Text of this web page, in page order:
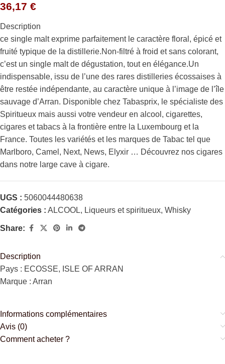
36,17 €
Description
ce single malt exprime parfaitement le caractère floral, épicé et
fruité typique de la distillerie.Non-filtré à froid et sans colorant,
c’est un single malt de dégustation, tout en élégance.Un
indispensable, issu de l’une des rares distilleries écossaises à
être restée indépendante, au caractère unique à l’image de l’île
sauvage d’Arran. Disponible chez Tabasprix, le spécialiste des
Spiritueux mais aussi votre vendeur en alcool, cigarettes,
cigares et tabacs à la frontière entre la Luxembourg et la
France. Toutes les variétés et les marques de Tabac tel que
Marlboro, Camel, Next, News, Elyxir … Découvrez nos cigares
dans notre large cave à cigare.
UGS : 5060044480638
Catégories : ALCOOL, Liqueurs et spiritueux, Whisky
Share:
Description
Pays : ECOSSE, ISLE OF ARRAN
Marque : Arran
Informations complémentaires
Avis (0)
Comment acheter ?